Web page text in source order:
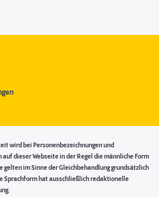
wird bei Personenbezeichnungen und
dieser Webseite in der Regel die männliche Form
gelten im Sinne der Gleichbehandlung grundsätzlich
Sprachform hat ausschließlich redaktionelle